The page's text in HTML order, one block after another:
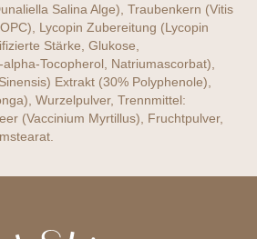
Salina Alge), Traubenkern (Vitis
Lycopin Zubereitung (Lycopin
Stärke, Glukose,
Tocopherol, Natriumascorbat),
Extrakt (30% Polyphenole),
Wurzelpulver, Trennmittel:
(Vaccinium Myrtillus), Fruchtpulver,